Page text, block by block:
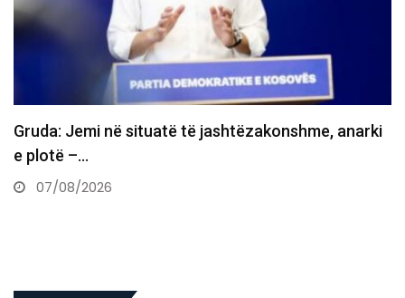
Lajm i rëndë: Ndahet nga jeta në moshën 42-vjeçare
Ferd…
07/08/2026